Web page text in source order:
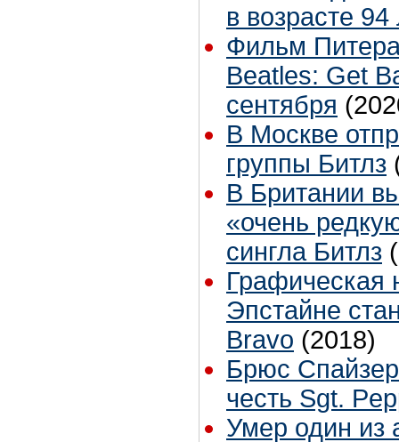
в возрасте 94
Фильм
Beatles: Get
сентября
В Москве
группы Битлз
В Британии
«очень
сингла Битлз
Графическая
Эпстайне
Bravo (2018)
Брюс Спайзер
честь Sgt.
Умер один из